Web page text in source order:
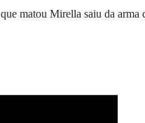
matou Mirella saiu da